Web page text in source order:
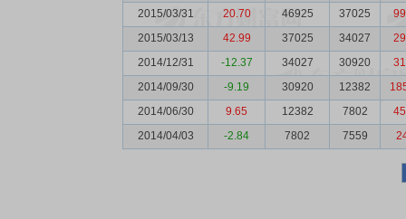
2015/03/31 20.70 46925 37025
2015/03/13
42.99 37025 34027
2014/12/31
-12.37 34027 30920
2014/09/30
-9.19 30920 12382
2014/06/30
9.65 12382 7802
2014/04/03
-2.84 7802 7559